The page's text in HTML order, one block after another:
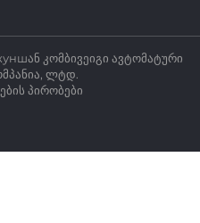
კომბივეიგი ავტომატური
ლტდ.
პირობები